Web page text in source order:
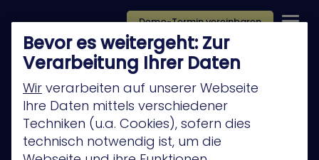
Demo-Termin vereinbaren
Platform
Company
Bevor es weitergeht: Zur
Verarbeitung Ihrer Daten
Wir verarbeiten auf unserer Webseite
Ihre Daten mittels verschiedener
Techniken (u.a. Cookies), sofern dies
technisch notwendig ist, um die